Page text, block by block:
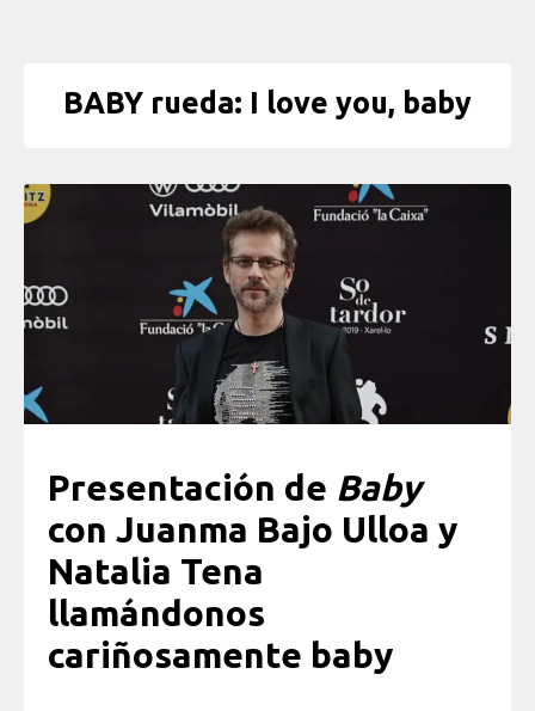
BABY rueda: I love you, baby
Presentación de Baby
con Juanma Bajo Ulloa y
Natalia Tena
llamándonos
cariñosamente baby